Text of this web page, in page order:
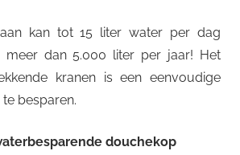
kan tot 15 liter water per dag
meer dan 5.000 liter per jaar! Het
kranen is een eenvoudige
besparen.
douchekop